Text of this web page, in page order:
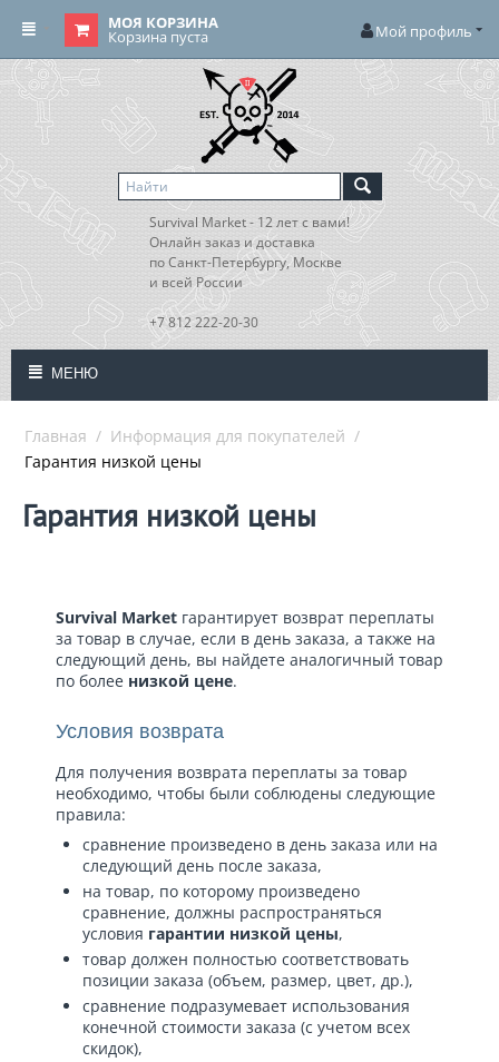
МОЯ КОРЗИНА
Корзина пуста Мой профиль
Survival Market - 12 лет с вами!
Онлайн заказ и доставка
по Санкт-Петербургу, Москве
и всей России
+7 812 222-20-30
МЕНЮ
Главная / Информация для покупателей /
Гарантия низкой цены
Гарантия низкой цены
Survival Market гарантирует возврат переплаты
за товар в случае, если в день заказа, а также на
следующий день, вы найдете аналогичный товар
по более низкой цене.
Условия возврата
Для получения возврата переплаты за товар
необходимо, чтобы были соблюдены следующие
правила:
сравнение произведено в день заказа или на
следующий день после заказа,
на товар, по которому произведено
сравнение, должны распространяться
условия гарантии низкой цены,
товар должен полностью соответствовать
позиции заказа (объем, размер, цвет, др.),
сравнение подразумевает использования
конечной стоимости заказа (с учетом всех
скидок),